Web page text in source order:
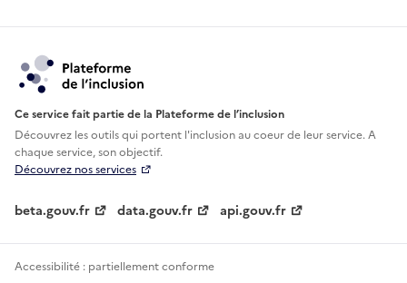
Ce service fait partie de la Plateforme de l’inclusion
Découvrez les outils qui portent l'inclusion aucoeur de leur service. A
chaque service, son objectif.
Découvrez nos services
beta.gouv.fr data.gouv.fr api.gouv.fr
Accessibilité : partiellement conforme